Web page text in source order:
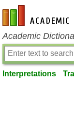
en-academic.com
Academic
Interpretations